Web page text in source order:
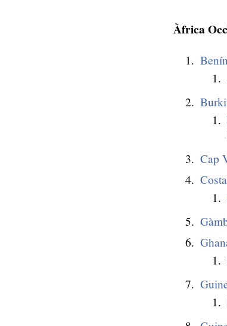
Àfrica
Benín
Cap